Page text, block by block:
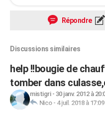
Répondre
Discussions similaires
help !!bougie de
tomber dans
mistigri- 30 janv. 2012 à
Nico- 4 juil. 2018 à 17:09